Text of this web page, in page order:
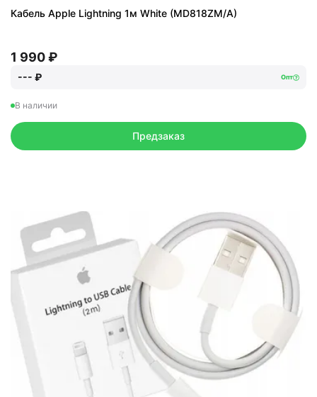
Кабель Apple Lightning 1м White (MD818ZM/A)
1 990 ₽
--- ₽ Опт
В наличии
Предзаказ